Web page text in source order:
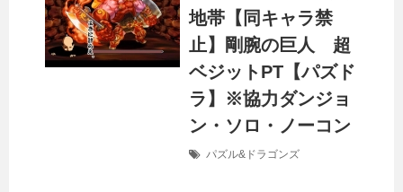
地帯【同キャラ禁
止】剛腕の巨人 超
ベジットPT【パズド
ラ】※協力ダンジョ
ン・ソロ・ノーコン
パズル&ドラゴンズ